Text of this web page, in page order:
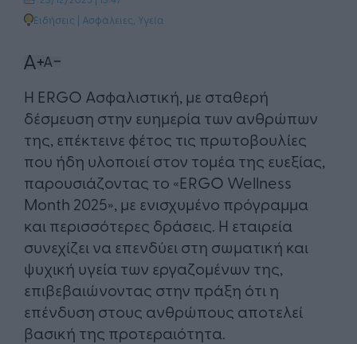
Ειδήσεις | Ασφάλειες Υγεία
Η ERGO Ασφαλιστική, με σταθερή
δέσμευση στην ευημερία των ανθρώπων
της, επέκτεινε φέτος τις πρωτοβουλίες
που ήδη υλοποιεί στον τομέα της ευεξίας,
παρουσιάζοντας το «ERGO Wellness
Month 2025», με ενισχυμένο πρόγραμμα
και περισσότερες δράσεις. Η εταιρεία
συνεχίζει να επενδύει στη σωματική και
ψυχική υγεία των εργαζομένων της,
επιβεβαιώνοντας στην πράξη ότι η
επένδυση στους ανθρώπους αποτελεί
βασική της προτεραιότητα.